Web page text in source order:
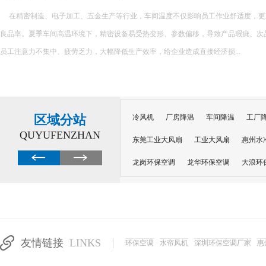
蒸发冷空调降温效果显著，在干燥环境中效果更佳。一般情况下，一台设备可覆盖较
米，平均可降温 8-13 度，能快速缓解夏日高温。不过在空气湿度较高的湿润地区，
限制。...
区域分站
QUYUFENZHAN
冷风机 厂房降温 车间降温 工厂
东莞工业大风扇 工业大风扇 惠州水
龙岗环保空调 龙华环保空调 大浪环
友情链接 LINKS 环保空调 水帘风机 深圳环保空调厂家 惠